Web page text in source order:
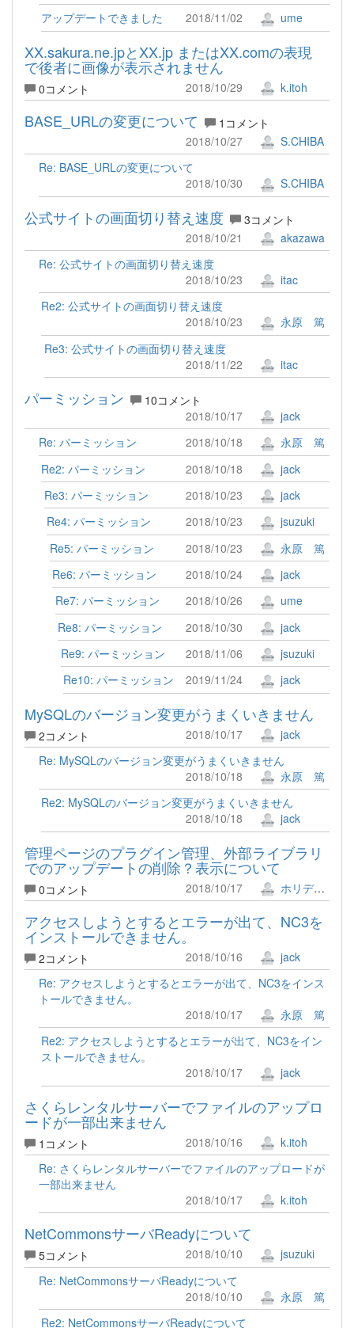
アップデートできました
2018/11/02 ume
XX.sakura.ne.jpとXX.jp またはXX.comの表現
で後者に画像が表示されません
0コメント 2018/10/29 k.itoh
BASE_URLの変更について
1コメント
2018/10/27
S.CHIBA
Re: BASE_URLの変更について
2018/10/30
S.CHIBA
公式サイトの画面切り替え速度
3コメント
2018/10/21
akazawa
Re: 公式サイトの画面切り替え速度
2018/10/23
itac
Re2: 公式サイトの画面切り替え速度
2018/10/23
永原 篤
Re3: 公式サイトの画面切り替え速度
2018/11/22
itac
パーミッション
10コメント
2018/10/17
jack
Re: パーミッション
2018/10/18
永原 篤
Re2: パーミッション
2018/10/18
jack
Re3: パーミッション
2018/10/23
jack
Re4: パーミッション
2018/10/23
jsuzuki
Re5: パーミッション
2018/10/23
永原 篤
Re6: パーミッション
2018/10/24
jack
Re7: パーミッション
2018/10/26
ume
Re8: パーミッション
2018/10/30
jack
Re9: パーミッション
2018/11/06
jsuzuki
Re10: パーミッション
2019/11/24 jack
MySQLのバージョン変更がうまくいきません
2コメント 2018/10/17
jack
Re: MySQLのバージョン変更がうまくいきません
2018/10/18
永原 篤
Re2: MySQLのバージョン変更がうまくいきません
2018/10/18
jack
管理ページのプラグイン管理、外部ライブラリ
でのアップデートの削除？表示について
0コメント 2018/10/17 ホリデー!!
アクセスしようとするとエラーが出て、NC3を
インストールできません。
2コメント 2018/10/16
jack
Re: アクセスしようとするとエラーが出て、NC3をインス
トールできません。
2018/10/17
永原 篤
Re2: アクセスしようとするとエラーが出て、NC3をイン
ストールできません。
2018/10/17
jack
さくらレンタルサーバーでファイルのアップロ
ードが一部出来ません
1コメント 2018/10/16
k.itoh
Re: さくらレンタルサーバーでファイルのアップロードが
一部出来ません
2018/10/17
k.itoh
NetCommonsサーバReadyについて
5コメント 2018/10/10
jsuzuki
Re: NetCommonsサーバReadyについて
2018/10/10
永原 篤
Re2: NetCommonsサーバReadyについて